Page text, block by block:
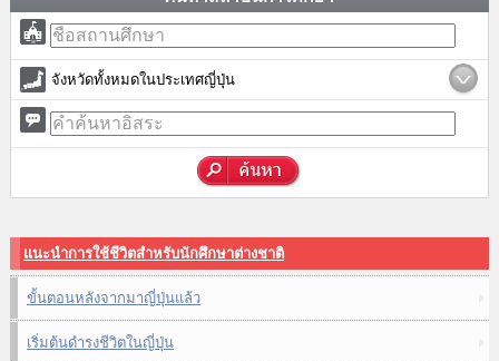
จังหวัดทั้งหมดในประเทศญี่ปุ่น
แนะนำการใช้ชีวิตสำหรับนักศึกษาต่างชาติ
ขั้นตอนหลังจากมาญี่ปุ่นแล้ว
เริ่มต้นดำรงชีวิตในญี่ปุ่น